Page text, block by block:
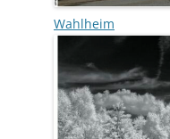
Wahlheim